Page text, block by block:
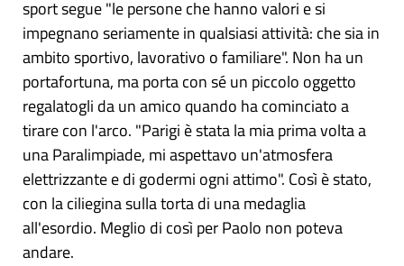
sport segue "le persone che hanno valori e si
impegnano seriamente in qualsiasi attività: che sia in
ambito sportivo, lavorativo o familiare". Non ha un
portafortuna, ma porta con sé un piccolo oggetto
regalatogli da un amico quando ha cominciato a
tirare con l'arco. "Parigi è stata la mia prima volta a
una Paralimpiade, mi aspettavo un'atmosfera
elettrizzante e di godermi ogni attimo". Così è stato,
con la ciliegina sulla torta di una medaglia
all'esordio. Meglio di così per Paolo non poteva
andare.